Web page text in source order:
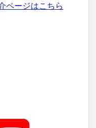
ページはこちら